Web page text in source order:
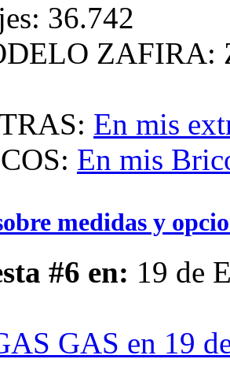
36.742
ZAFIRA:
En mis
En mis
medidas y
#6 en: 19 de
GAS en 19